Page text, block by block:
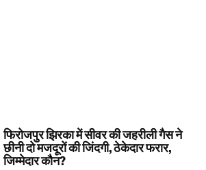
फिरोजपुर झिरका में सीवर की जहरीली गैस ने
छीनी दो मजदूरों की जिंदगी, ठेकेदार फरार,
जिम्मेदार कौन?